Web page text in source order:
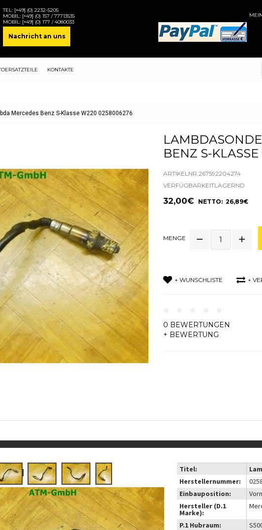
TEL: [+49] (0) 2232-5205
MOBIL: [+49] (0) 157 / 77713535
MOBIL: [+49] (0) 177 / 4080033
Nachricht an uns
KONTAKTE
Mercedes Benz S-Klasse W220 0258006276
BENZ S-
ARTIKELNR.267592204274
VERFÜGBARKEITLAGERND
32,00€ NETTO: 26,89€
MENGE
+ WUNSCHLISTE +
0 BEWERTUNGEN
+ BEWERTUNG
Titel:
Herstellernummer:
Einbauposition:
Hersteller (D.1
Marke):
P.1 Hubraum: